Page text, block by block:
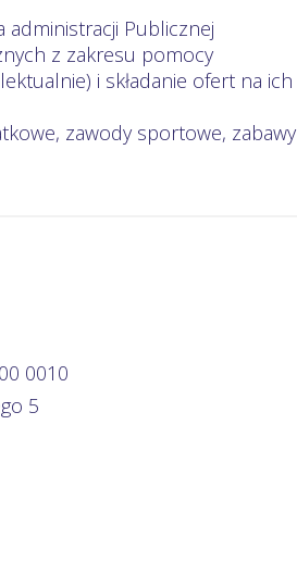
administracji Publicznej
z zakresu pomocy
i składanie ofert na ich
zawody sportowe, zabawy
0010
5